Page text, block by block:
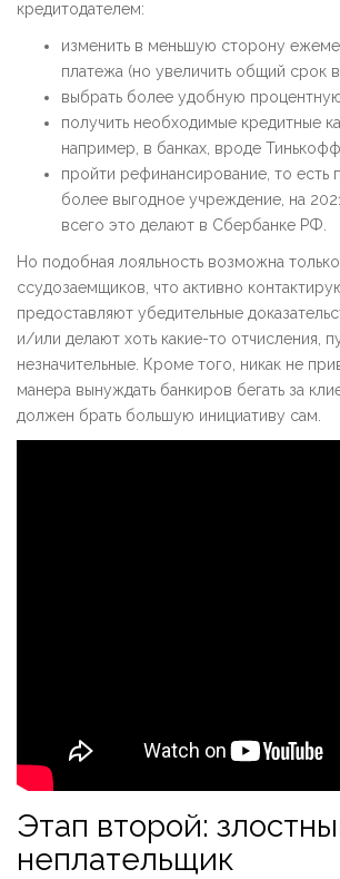
кредитодателем:
изменить в меньшую сторону
платежа (но увеличить общий срок
выбрать более удобную
получить необходимые кредитные
например, в банках, вроде
пройти рефинансирование, то есть
более выгодное учреждение, на
всего это делают в Сбербанке РФ.
Но подобная лояльность возможна
ссудозаемщиков, что активно
предоставляют убедительные
и/или делают хоть какие-то отчисления,
незначительные. Кроме того, никак не
манера вынуждать банкиров бегать за
должен брать большую инициативу сам.
Этап второй:
неплательщик